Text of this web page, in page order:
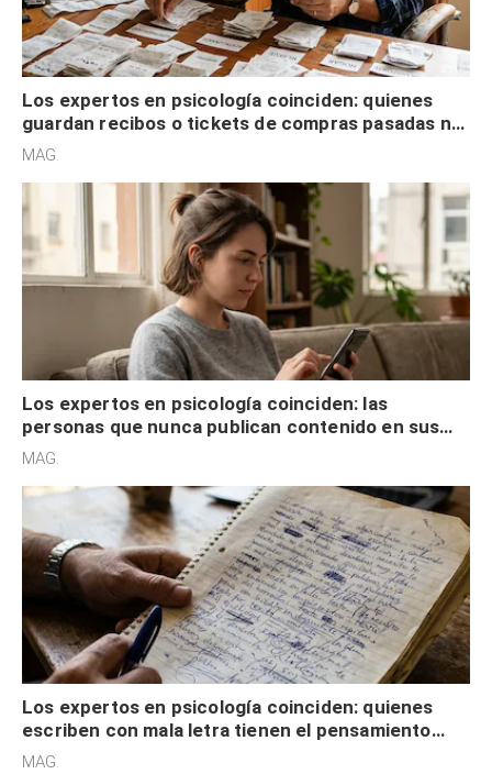
Los expertos en psicología coinciden: quienes
guardan recibos o tickets de compras pasadas no
son acumuladores, sino que tienen necesidad de
MAG.
Los expertos en psicología coinciden: las
personas que nunca publican contenido en sus
redes sociales no pretenden buscar validación
MAG.
Los expertos en psicología coinciden: quienes
escriben con mala letra tienen el pensamiento
acelerado y no lo hacen por desinterés
MAG.